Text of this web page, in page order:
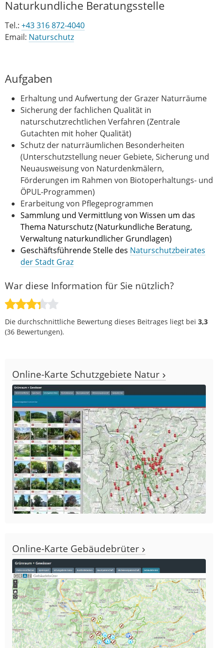
Naturkundliche Beratungsstelle
Tel.: +43 316 872-4040
Email: Naturschutz
Aufgaben
Erhaltung und Aufwertung der Grazer Naturräume
Sicherung der fachlichen Qualität in
naturschutzrechtlichen Verfahren (Zentrale
Gutachten mit hoher Qualität)
Schutz der naturräumlichen Besonderheiten
(Unterschutzstellung neuer Gebiete, Sicherung und
Neuausweisung von Naturdenkmälern,
Förderungen im Rahmen von Biotoperhaltungs- und
ÖPUL-Programmen)
Erarbeitung von Pflegeprogrammen
Sammlung und Vermittlung von Wissen um das
Thema Naturschutz (Naturkundliche Beratung,
Verwaltung naturkundlicher Grundlagen)
Geschäftsführende Stelle des Naturschutzbeirates
der Stadt Graz
War diese Information für Sie nützlich?
Die durchschnittliche Bewertung dieses Beitrages liegt bei 3,3
(36 Bewertungen).
Online-Karte Schutzgebiete Natur
Online-Karte Gebäudebrüter